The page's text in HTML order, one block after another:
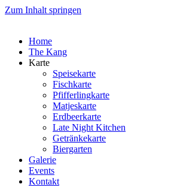
Zum Inhalt springen
Home
The Kang
Karte
Speisekarte
Fischkarte
Pfifferlingkarte
Matjeskarte
Erdbeerkarte
Late Night Kitchen
Getränkekarte
Biergarten
Galerie
Events
Kontakt